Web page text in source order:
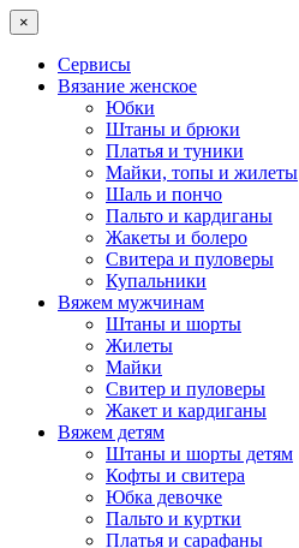
×
Сервисы
Вязание женское
Юбки
Штаны и брюки
Платья и туники
Майки, топы и жилеты
Шаль и пончо
Пальто и кардиганы
Жакеты и болеро
Свитера и пуловеры
Купальники
Вяжем мужчинам
Штаны и шорты
Жилеты
Майки
Свитер и пуловеры
Жакет и кардиганы
Вяжем детям
Штаны и шорты детям
Кофты и свитера
Юбка девочке
Пальто и куртки
Платья и сарафаны